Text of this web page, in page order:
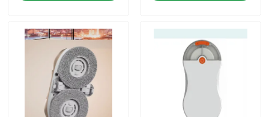
منتجات
أشرطة فيديو